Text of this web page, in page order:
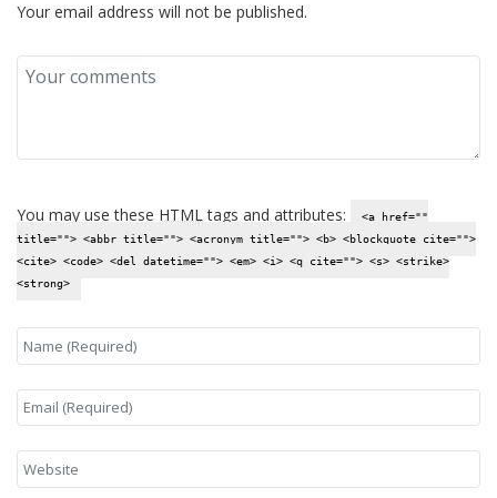
Your email address will not be published.
You may use these HTMLtags and attributes:
<a href=""
title=""> <abbr title=""> <acronym title=""> <b> <blockquote cite="">
<cite> <code> <del datetime=""> <em> <i> <q cite=""> <s> <strike>
<strong>